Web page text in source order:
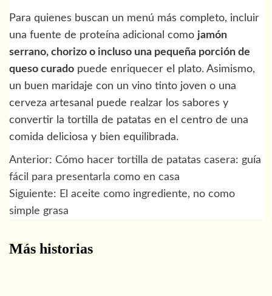
Para quienes buscan un menú más completo, incluir
una fuente de proteína adicional como jamón
serrano, chorizo o incluso una pequeña porción de
queso curado puede enriquecer el plato. Asimismo,
un buen maridaje con un vino tinto joven o una
cerveza artesanal puede realzar los sabores y
convertir la tortilla de patatas en el centro de una
comida deliciosa y bien equilibrada.
Navegación
de
entradas
Anterior: Cómo hacer tortilla de patatas casera: guía
fácil para presentarla como en casa
Siguiente: El aceite como ingrediente, no como
simple grasa
Más historias